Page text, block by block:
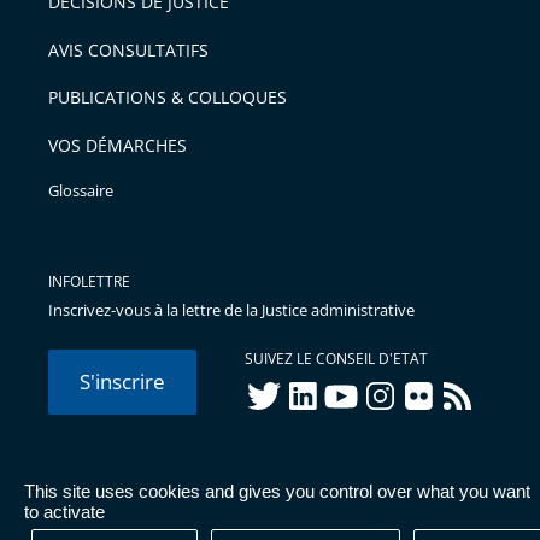
This site uses cookies and gives you control over what you want
to activate
avant
AVIS CONSULTATIFS
PUBLICATIONS & COLLOQUES
VOS DÉMARCHES
Glossaire
INFOLETTRE
Inscrivez-vous à la lettre de la Justice administrative
S'inscrire
SUIVEZ LE CONSEIL D'ETAT
twitterlinkedInyoutubeinstagram
flickr rss
© Conseil d'État 2026 - Mentions légales
Données
personnelles-Publications administratives-Accessibilité :